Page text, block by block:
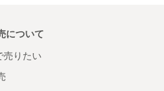
について
売りたい